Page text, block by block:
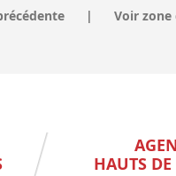
| Voir
HAUTS DE